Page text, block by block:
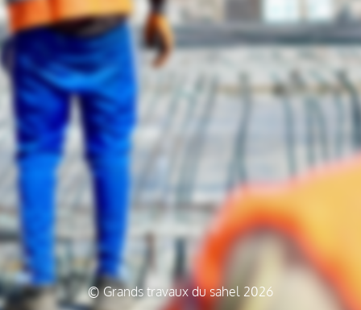
© Grands travaux du sahel 2026